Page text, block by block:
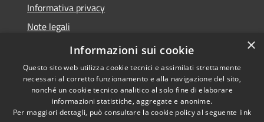
Informativa privacy
Note legali
Dichiarazione di accessibilità
Accessibilità
Copyright © 2026 • Comune di
Locorotondo • Powered by
×
Informazioni sui cookie
Questo sito web utilizza cookie tecnici e assimilati strettamente
necessari al corretto funzionamento e alla navigazione del sito,
nonché un cookie tecnico analitico al solo fine di elaborare
informazioni statistiche, aggregate e anonime.
Per maggiori dettagli, può consultare la cookie policy al seguente link